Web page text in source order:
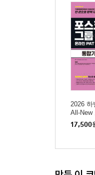
2026 하
All-New
라인
통합기본
17,500